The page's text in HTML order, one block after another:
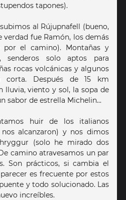
tapones).
al Rújupnafell (bueno,
verdad fue Ramón, los demás
por el camino). Montañas y
senderos solo aptos para
rocas volcánicas y algunos
corta. Después de 15 km
lluvia, viento y sol, la sopa de
sabor de estrella Michelin...
huir de los italianos
alcanzaron) y nos dimos
(solo he mirado dos
camino atravesamos un par
Son prácticos, si cambia el
es frecuente por estos
y todo solucionado. Las
increíbles.